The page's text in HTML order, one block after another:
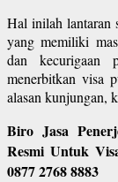
Hal inilah lantaran
yang memiliki
dan kecurigaan
menerbitkan visa
alasan kunjungan,
Biro Jasa
Resmi Untuk
0877 2768 8883